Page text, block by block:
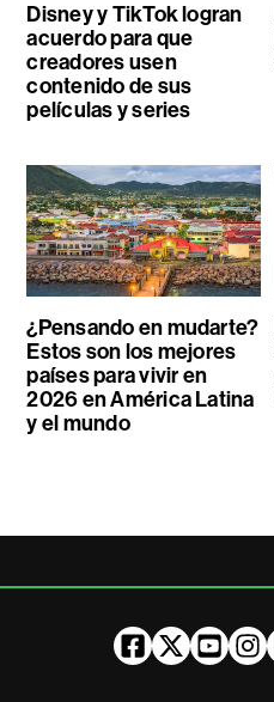
Disney y TikTok logran
acuerdo para que
creadores usen
contenido de sus
películas y series
¿Pensando en mudarte?
Estos son los mejores
países para vivir en
2026 en América Latina
y el mundo